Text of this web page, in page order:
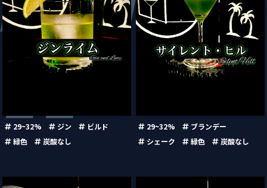
IL
ジン・ライム （Gin & Lime）
29~32% ジン
ビルド
緑色
炭酸なし
サイレント・ヒル （Silent
Hill）
29~32%
ブランデー
シェーク
緑色 炭酸なし
おすすめカクテル
Barを探す
私たちについて・想い
お問い合わせ